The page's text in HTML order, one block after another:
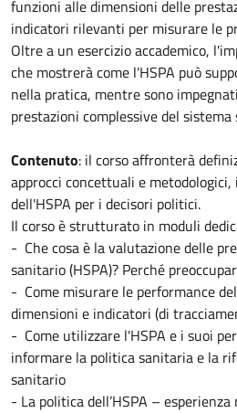
funzioni alle dimensioni delle
indicatori rilevanti per misurare le
Oltre a un esercizio accademico,
che mostrerà come l'HSPA può
nella pratica, mentre sono
prestazioni complessive del
Contenuto: il corso affronterà
approcci concettuali e
dell'HSPA per i decisori politici.
Il corso è strutturato in moduli
- Che cosa è la valutazione delle
sanitario (HSPA)? Perché
- Come misurare le performance
dimensioni e indicatori (di
- Come utilizzare l'HSPA e i suoi
informare la politica sanitaria e la
sanitario
- La politica dell’HSPA –